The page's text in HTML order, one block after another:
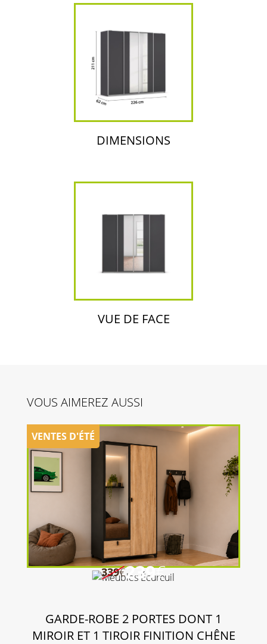
DIMENSIONS
VUE DE FACE
VOUS AIMEREZ AUSSI
339€239€
GARDE-ROBE 2 PORTES DONT 1
MIROIR ET 1 TIROIR FINITION CHÊNE